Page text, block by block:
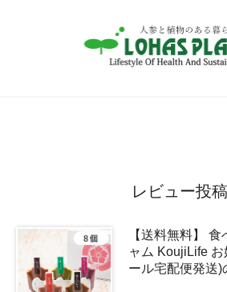
レビュー投稿
【送料無料】
ャム KoujiLife
ール宅配便発送)